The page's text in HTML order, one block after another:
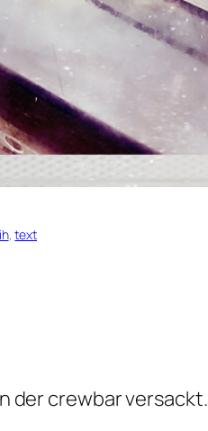
, text
der crewbar versackt.